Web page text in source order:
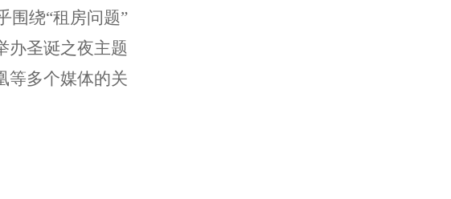
围绕“租房问题”
办圣诞之夜主题
等多个媒体的关